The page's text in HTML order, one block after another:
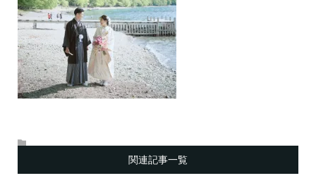
関連記事一覧